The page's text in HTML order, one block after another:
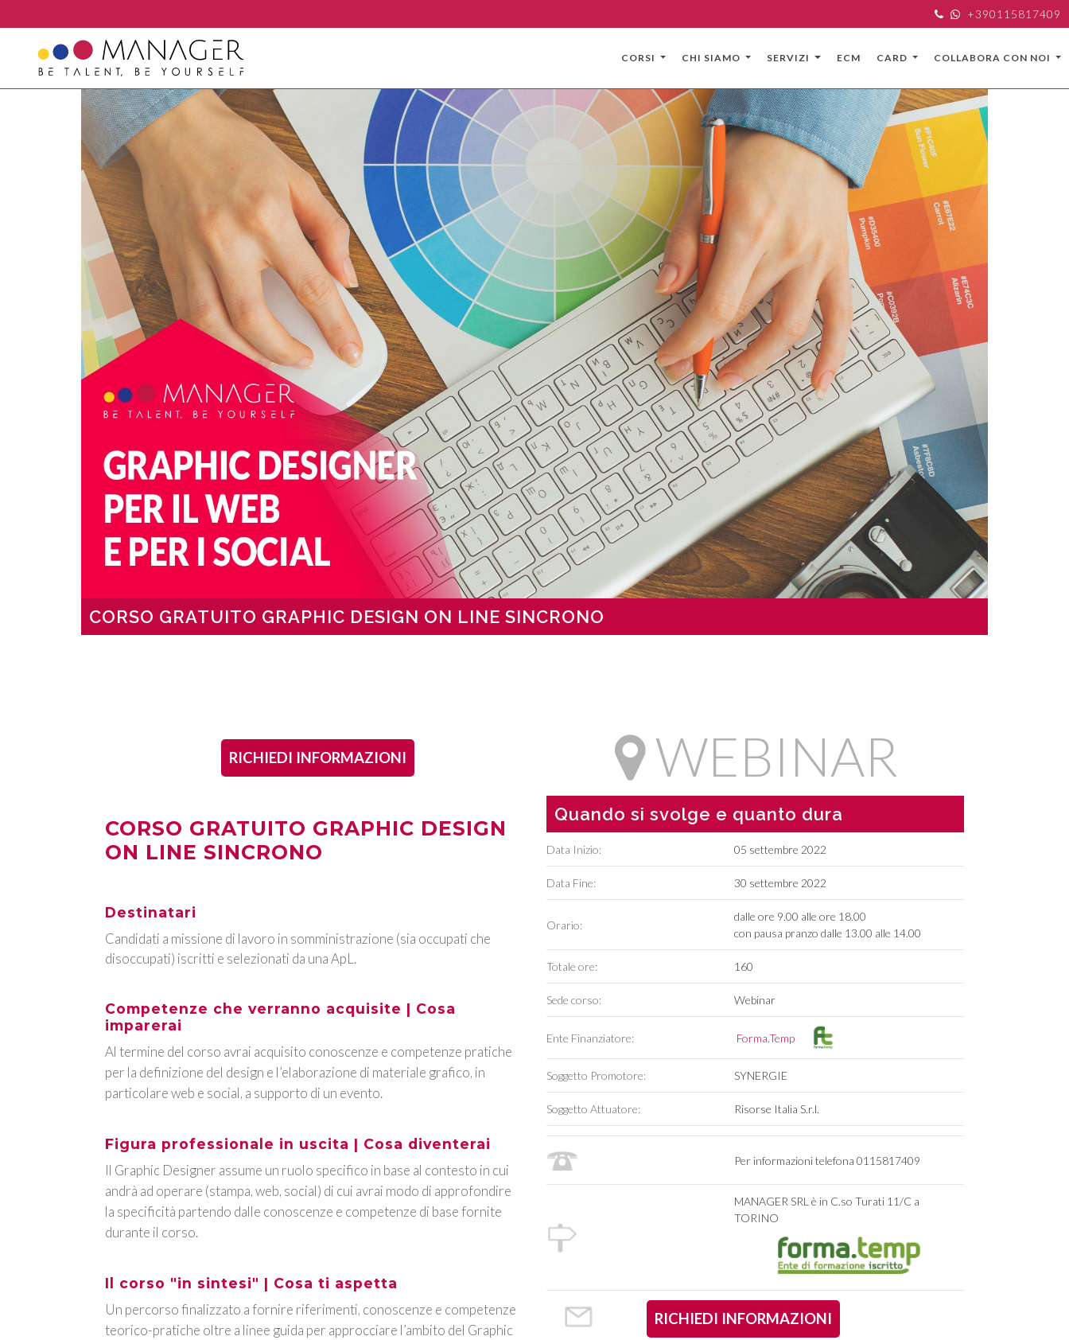
+390115817409
CORSI CHI SIAMO SERVIZI ECM CARD COLLABORA CON NOI
CORSO GRATUITO GRAPHIC DESIGN ON LINE SINCRONO
RICHIEDI INFORMAZIONI
CORSO GRATUITO GRAPHIC DESIGN
ON LINE SINCRONO
Destinatari
Candidati a missione di lavoro in somministrazione (sia occupati che
disoccupati) iscritti e selezionati da una ApL.
Competenze che verranno acquisite | Cosa
imparerai
Al termine del corso avrai acquisito conoscenze e competenze pratiche
per la definizione del design e l’elaborazione di materiale grafico, in
particolare web e social, a supporto di un evento.
Figura professionale in uscita | Cosa diventerai
Il Graphic Designer assume un ruolo specifico in base al contesto in cui
andrà ad operare (stampa, web, social) di cui avrai modo di approfondire
la specificità partendo dalle conoscenze e competenze di base fornite
durante il corso.
Il corso "in sintesi" | Cosa ti aspetta
Un percorso finalizzato a fornire riferimenti, conoscenze e competenze
teorico-pratiche oltre a linee guida per approcciare l’ambito del Graphic
WEBINAR
Quando si svolge e quanto dura
Data Inizio: 05 settembre 2022
Data Fine: 30 settembre 2022
Orario:
dalle ore 9.00 alle ore 18.00
con pausa pranzo dalle 13.00 alle 14.00
Totale ore: 160
Sede corso: Webinar
Ente Finanziatore: Forma.Temp
Soggetto Promotore: SYNERGIE
Soggetto Attuatore: Risorse Italia S.r.l.
Per informazioni telefona 0115817409
MANAGER SRL è in C.so Turati 11/C a
TORINO
RICHIEDI INFORMAZIONI